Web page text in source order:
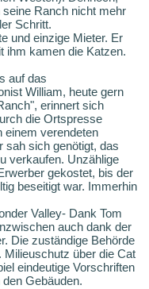
Ranch nicht mehr
Schritt.
und einzige Mieter. Er
ihm kamen die Katzen.
auf das
William, heute gern
erinnert sich
die Ortspresse
einem verendeten
sah sich genötigt, das
verkaufen. Unzählige
gekostet, bis der
beseitigt war. Immerhin
Valley- Dank Tom
auch dank der
Die zuständige Behörde
über die Cat
eindeutige Vorschriften
Gebäuden.